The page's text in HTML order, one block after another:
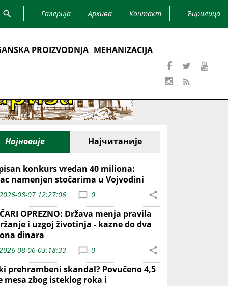
Галерија Архива Контакт Ћирилица
PROIZVODNJA MEHANIZACIJA
Најновије Најчитаније
konkurs vredan 40 miliona:
namenjen stočarima u Vojvodini
08-07 12:27:06 0
OPREZNO: Država menja pravila
i uzgoj životinja - kazne do dva
dinara
08-06 03:18:33 0
prehrambeni skandal? Povučeno 4,5
mesa zbog isteklog roka i